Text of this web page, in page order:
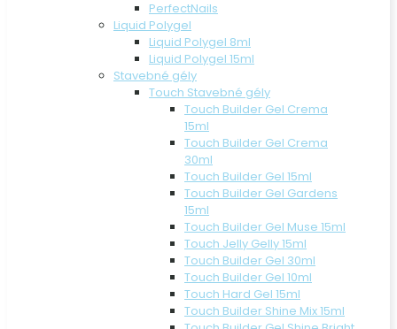
PerfectNails
Liquid Polygel
Liquid Polygel 8ml
Liquid Polygel 15ml
Stavebné gély
Touch Stavebné gély
Touch Builder Gel Crema
15ml
Touch Builder Gel Crema
30ml
Touch Builder Gel 15ml
Touch Builder Gel Gardens
15ml
Touch Builder Gel Muse 15ml
Touch Jelly Gelly 15ml
Touch Builder Gel 30ml
Touch Builder Gel 10ml
Touch Hard Gel 15ml
Touch Builder Shine Mix 15ml